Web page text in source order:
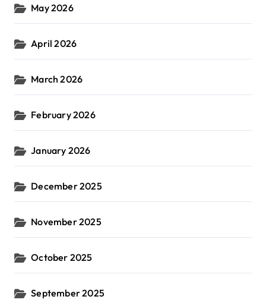
May 2026
April 2026
March 2026
February 2026
January 2026
December 2025
November 2025
October 2025
September 2025